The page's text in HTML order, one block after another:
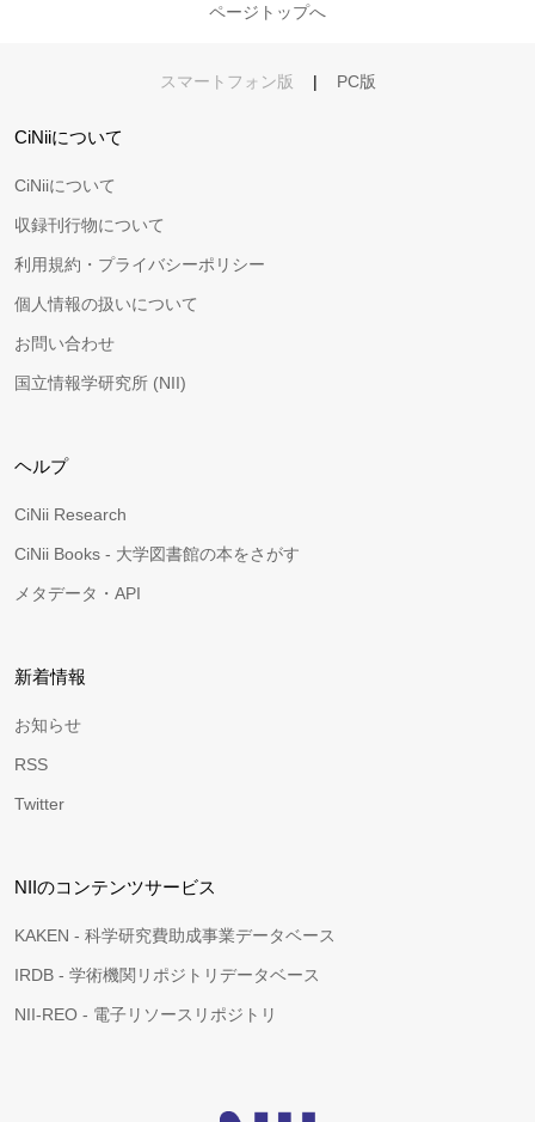
ページトップへ
スマートフォン版 | PC版
CiNiiについて
CiNiiについて
収録刊行物について
利用規約・プライバシーポリシー
個人情報の扱いについて
お問い合わせ
国立情報学研究所 (NII)
ヘルプ
CiNii Research
CiNii Books - 大学図書館の本をさがす
メタデータ・API
新着情報
お知らせ
RSS
Twitter
NIIのコンテンツサービス
KAKEN - 科学研究費助成事業データベース
IRDB - 学術機関リポジトリデータベース
NII-REO - 電子リソースリポジトリ